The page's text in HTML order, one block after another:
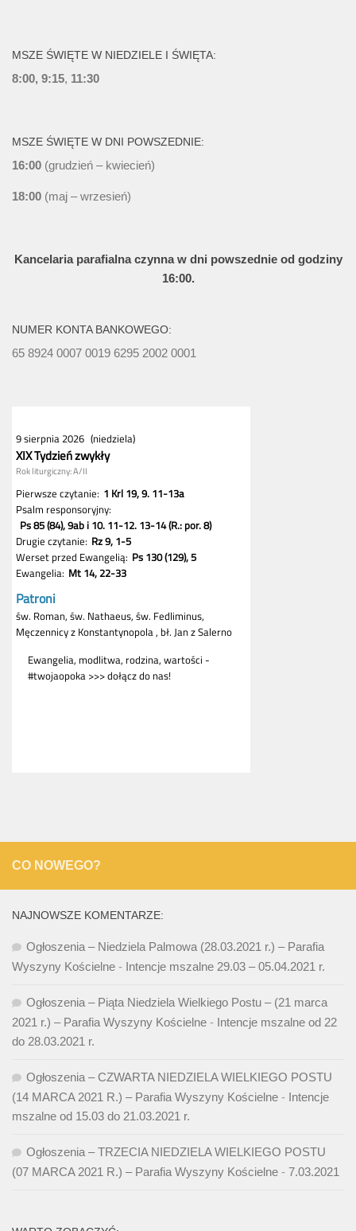
MSZE ŚWIĘTE W NIEDZIELE I ŚWIĘTA:
8:00, 9:15, 11:30
MSZE ŚWIĘTE W DNI POWSZEDNIE:
16:00 (grudzień – kwiecień)
18:00 (maj – wrzesień)
Kancelaria parafialna czynna w dni powszednie od godziny
16:00.
NUMER KONTA BANKOWEGO:
65 8924 0007 0019 6295 2002 0001
CO NOWEGO?
NAJNOWSZE KOMENTARZE:
Ogłoszenia – Niedziela Palmowa (28.03.2021 r.) – Parafia
Wyszyny Kościelne - Intencje mszalne 29.03 – 05.04.2021 r.
Ogłoszenia – Piąta Niedziela Wielkiego Postu – (21 marca
2021 r.) – Parafia Wyszyny Kościelne - Intencje mszalne od 22
do 28.03.2021 r.
Ogłoszenia – CZWARTA NIEDZIELA WIELKIEGO POSTU
(14 MARCA 2021 R.) – Parafia Wyszyny Kościelne - Intencje
mszalne od 15.03 do 21.03.2021 r.
Ogłoszenia – TRZECIA NIEDZIELA WIELKIEGO POSTU
(07 MARCA 2021 R.) – Parafia Wyszyny Kościelne - 7.03.2021